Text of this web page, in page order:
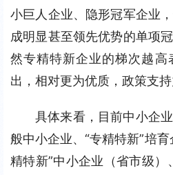
小巨人企业、隐形冠军企业
成明显甚至领先优势的单项
然专精特新企业的梯次越高
出，相对更为优质，政策支持
具体来看，目前中小企
般中小企业、“专精特新”培
精特新”中小企业（省市级）